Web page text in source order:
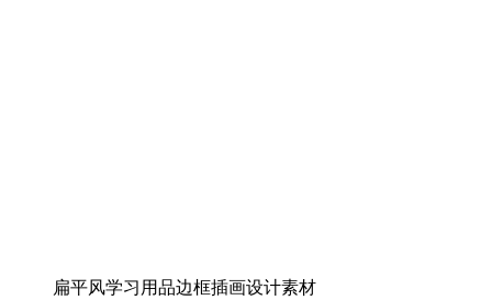
扁平风学习用品边框插画设计素材